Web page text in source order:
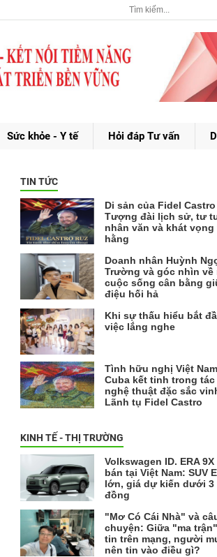
Sức khỏe - Y tế Hỏi đáp Tư vấn
TIN TỨC
Di sản của Fidel Castro
Tượng đài lịch sử, tư
nhân văn và khát vọng
hằng
Doanh nhân Huỳnh
Trường và góc nhìn về
cuộc sống cân bằng
điệu hối hả
Khi sự thấu hiểu bắt
việc lắng nghe
Tình hữu nghị Việt
Cuba kết tinh trong tác
nghệ thuật đặc sắc
Lãnh tụ Fidel Castro
KINH TẾ - THỊ TRƯỜNG
Volkswagen ID. ERA
bán tại Việt Nam: SUV
lớn, giá dự kiến dưới 3
đồng
"Mơ Có Cái Nhà" và
chuyện: Giữa "ma
tin trên mạng, người
nên tin vào điều gì?